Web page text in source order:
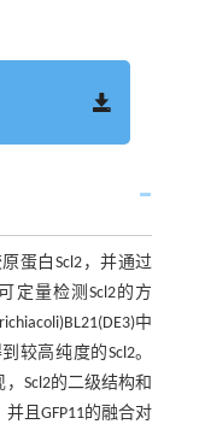
蛋白Scl2，并通过
定量检测Scl2的方
中
较高纯度的Scl2。
Scl2的二级结构和
且GFP11的融合对